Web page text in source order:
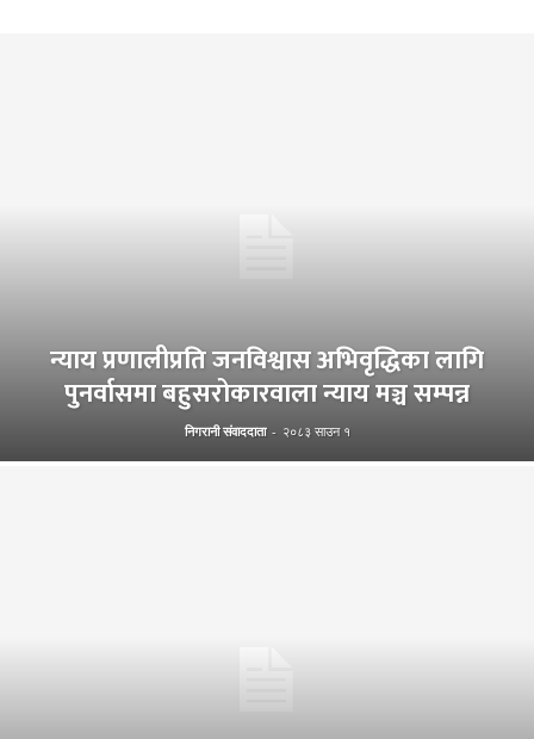
न्याय प्रणालीप्रति जनविश्वास अभिवृद्धिका लागि
पुनर्वासमा बहुसरोकारवाला न्याय मञ्च सम्पन्न
निगरानी संवाददाता - २०८३ साउन १